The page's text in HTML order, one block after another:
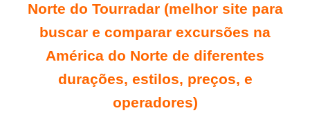
Norte do Tourradar (melhor site para
buscar e comparar excursões na
América do Norte de diferentes
durações, estilos, preços, e
operadores)